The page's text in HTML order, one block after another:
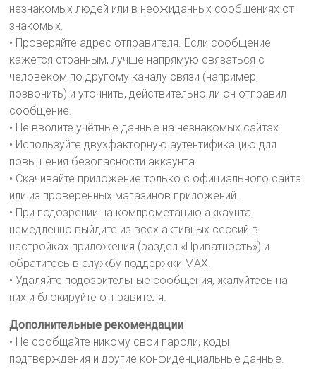
незнакомых людей или в неожиданных сообщениях от
знакомых.
• Проверяйте адрес отправителя. Если сообщение
кажется странным, лучше напрямую связаться с
человеком по другому каналу связи (например,
позвонить) и уточнить, действительно ли он отправил
сообщение.
• Не вводите учётные данные на незнакомых сайтах.
• Используйте двухфакторную аутентификацию для
повышения безопасности аккаунта.
• Скачивайте приложение только с официального сайта
или из проверенных магазинов приложений.
• При подозрении на компрометацию аккаунта
немедленно выйдите из всех активных сессий в
настройках приложения (раздел «Приватность») и
обратитесь в службу поддержки MAX.
• Удаляйте подозрительные сообщения, жалуйтесь на
них и блокируйте отправителя.
Дополнительные рекомендации
• Не сообщайте никому свои пароли, коды
подтверждения и другие конфиденциальные данные.